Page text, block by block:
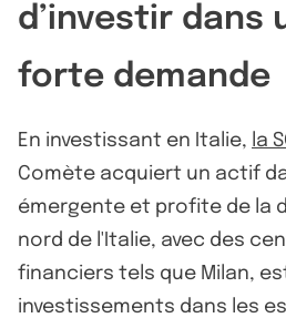
d’investir dans
forte demande
En investissant en Italie, la
Comète acquiert un actif
émergente et profite de la
nord de l'Italie, avec des
financiers tels que Milan,
investissements dans les